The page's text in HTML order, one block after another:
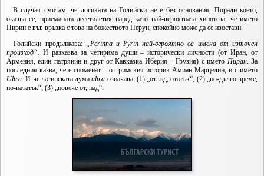
В случая смятам, че логиката на Голийски не е без основания. Поради което,
оказва се, приеманата десетилетия наред като най-вероятната хипотеза, че името
Пирин е във връзка с това на божеството Перун, спокойно може да се изостави.
Голийски продължава: „Perinna иPyrin най-вероятно са имена от източен
произход“. И разказва за четирима души – исторически личности (от Иран, от
Армения, един патрянин и друг от Кавказка Иберия – Грузия) с името Пиран. За
последния казва, че е споменат – от римския историк Амиан Марцелин, и с името
Ultra. И че латинската думаultra означава: (1) „отвъд, отатък“; (2) „по-дълго време,
по-нататък“; (3) „повече от, над“.